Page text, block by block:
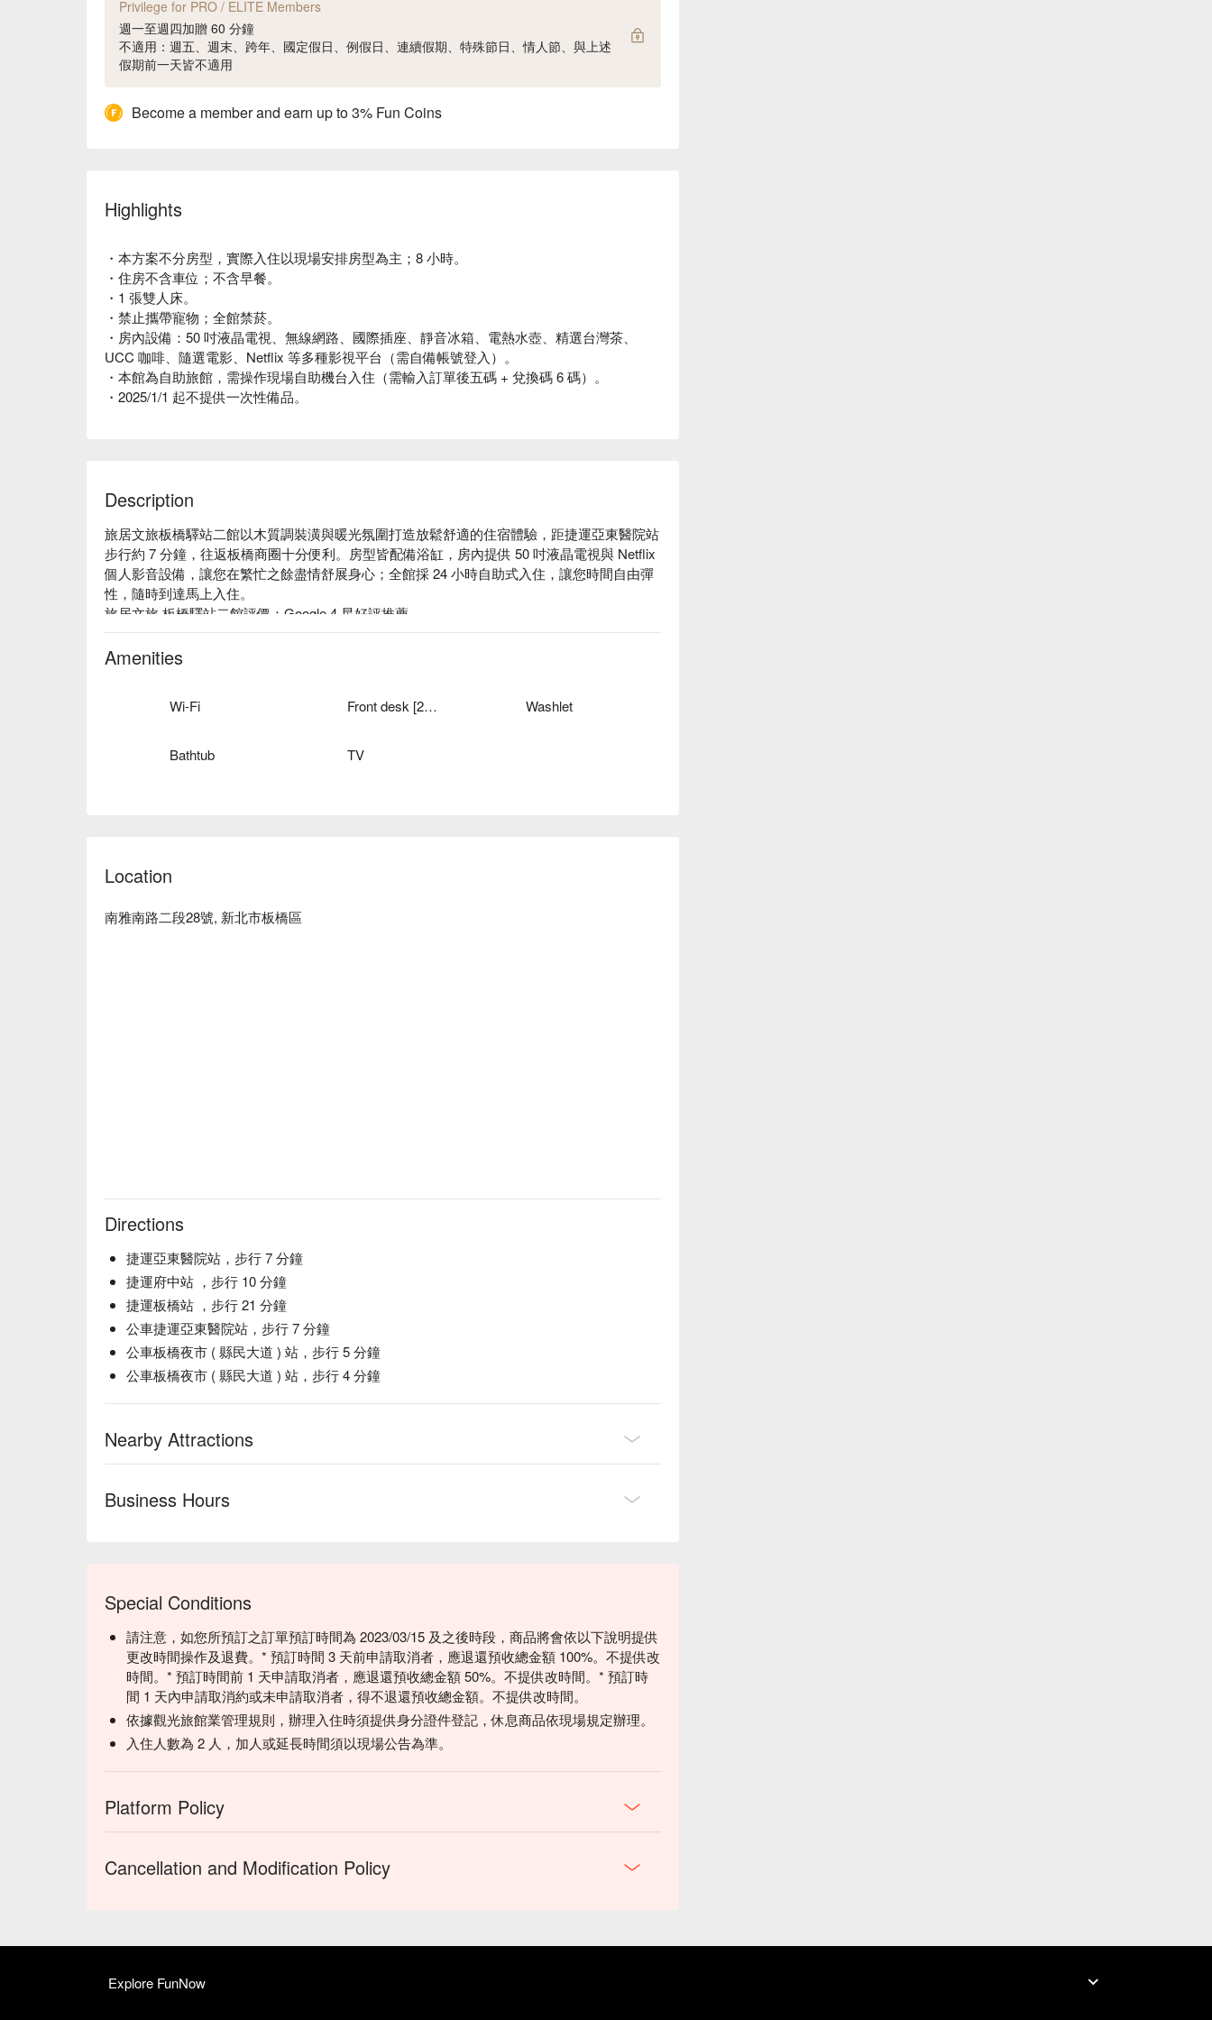
Privilege for PRO / ELITE Members
週一至週四加贈 60 分鐘
不適用：週五、週末、跨年、國定假日、例假日、連續假期、特殊節日、情人節、與上述
假期前一天皆不適用
Become a member and earn up to 3% Fun Coins
Highlights
・本方案不分房型，實際入住以現場安排房型為主；8 小時。
・住房不含車位；不含早餐。
・1 張雙人床。
・禁止攜帶寵物；全館禁菸。
・房內設備：50 吋液晶電視、無線網路、國際插座、靜音冰箱、電熱水壺、精選台灣茶、
UCC 咖啡、隨選電影、Netflix 等多種影視平台（需自備帳號登入）。
・本館為自助旅館，需操作現場自助機台入住（需輸入訂單後五碼 + 兌換碼 6 碼）。
・2025/1/1 起不提供一次性備品。
Description
旅居文旅板橋驛站二館以木質調裝潢與暖光氛圍打造放鬆舒適的住宿體驗，距捷運亞東醫院站
步行約 7 分鐘，往返板橋商圈十分便利。房型皆配備浴缸，房內提供 50 吋液晶電視與 Netflix
個人影音設備，讓您在繁忙之餘盡情舒展身心；全館採 24 小時自助式入住，讓您時間自由彈
性，隨時到達馬上入住。
旅居文旅 板橋驛站二館評價：Google 4 星好評推薦。
旅居文旅 板橋驛站二館推薦：位置近捷運亞東醫院站，步行約 7 分鐘可抵達。
旅居文旅 板橋驛站二館優惠、旅居文旅 板橋驛站二館住宿方案、旅居文旅 板橋驛站二館休息
Amenities
Wi-Fi Front desk [24-hour] Washlet
Bathtub TV
Location
南雅南路二段28號, 新北市板橋區
Directions
捷運亞東醫院站，步行 7 分鐘
捷運府中站 ，步行 10 分鐘
捷運板橋站 ，步行 21 分鐘
公車捷運亞東醫院站，步行 7 分鐘
公車板橋夜市 ( 縣民大道 ) 站，步行 5 分鐘
公車板橋夜市 ( 縣民大道 ) 站，步行 4 分鐘
Nearby Attractions
Business Hours
Special Conditions
請注意，如您所預訂之訂單預訂時間為 2023/03/15 及之後時段，商品將會依以下說明提供
更改時間操作及退費。* 預訂時間 3 天前申請取消者，應退還預收總金額 100%。不提供改
時間。* 預訂時間前 1 天申請取消者，應退還預收總金額 50%。不提供改時間。* 預訂時
間 1 天內申請取消約或未申請取消者，得不退還預收總金額。不提供改時間。
依據觀光旅館業管理規則，辦理入住時須提供身分證件登記，休息商品依現場規定辦理。
入住人數為 2 人，加人或延長時間須以現場公告為準。
Platform Policy
Cancellation and Modification Policy
Explore FunNow